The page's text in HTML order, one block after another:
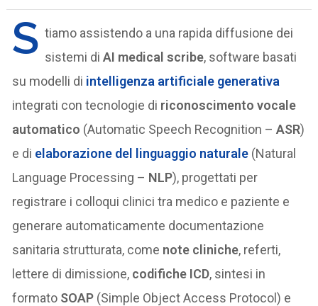
S tiamo assistendo a una rapida diffusione dei
sistemi diAI medical scribe, software basati
su modelli di intelligenza artificiale generativa
integrati con tecnologie di riconoscimento vocale
automatico (Automatic Speech Recognition –ASR)
e di elaborazione del linguaggio naturale (Natural
Language Processing – NLP), progettati per
registrare i colloqui clinici tra medico e paziente e
generare automaticamente documentazione
sanitaria strutturata, come note cliniche, referti,
lettere di dimissione, codifiche ICD, sintesi in
formato SOAP (Simple Object Access Protocol) e